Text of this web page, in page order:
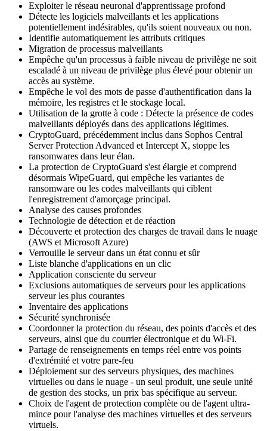
Exploiter le réseau neuronal d'apprentissage profond
Détecte les logiciels malveillants et les applications
potentiellement indésirables, qu'ils soient nouveaux ou non.
Identifie automatiquement les attributs critiques
Migration de processus malveillants
Empêche qu'un processus à faible niveau de privilège ne soit
escaladé à un niveau de privilège plus élevé pour obtenir un
accès au système.
Empêche le vol des mots de passe d'authentification dans la
mémoire, les registres et le stockage local.
Utilisation de la grotte à code : Détecte la présence de codes
malveillants déployés dans des applications légitimes.
CryptoGuard, précédemment inclus dans Sophos Central
Server Protection Advanced et Intercept X, stoppe les
ransomwares dans leur élan.
La protection de CryptoGuard s'est élargie et comprend
désormais WipeGuard, qui empêche les variantes de
ransomware ou les codes malveillants qui ciblent
l'enregistrement d'amorçage principal.
Analyse des causes profondes
Technologie de détection et de réaction
Découverte et protection des charges de travail dans le nuage
(AWS et Microsoft Azure)
Verrouille le serveur dans un état connu et sûr
Liste blanche d'applications en un clic
Application consciente du serveur
Exclusions automatiques de serveurs pour les applications
serveur les plus courantes
Inventaire des applications
Sécurité synchronisée
Coordonner la protection du réseau, des points d'accès et des
serveurs, ainsi que du courrier électronique et du Wi-Fi.
Partage de renseignements en temps réel entre vos points
d'extrémité et votre pare-feu
Déploiement sur des serveurs physiques, des machines
virtuelles ou dans le nuage - un seul produit, une seule unité
de gestion des stocks, un prix bas spécifique au serveur.
Choix de l'agent de protection complète ou de l'agent ultra-
mince pour l'analyse des machines virtuelles et des serveurs
virtuels.